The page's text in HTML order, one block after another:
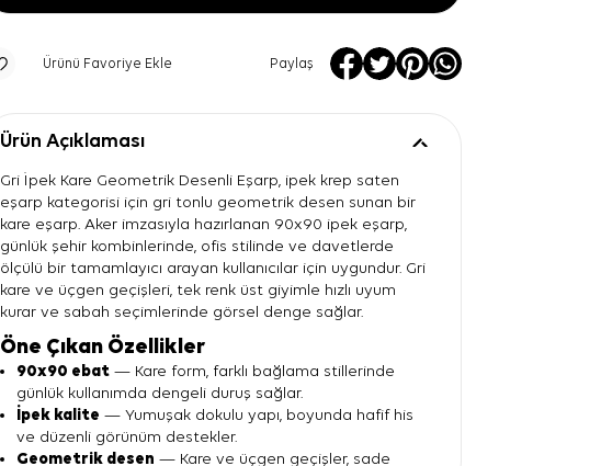
Ürünü Favoriye Ekle Paylaş
Ürün Açıklaması
Gri İpek Kare Geometrik Desenli Eşarp, ipek krep saten
eşarp kategorisi için gri tonlu geometrik desen sunan bir
kare eşarp. Aker imzasıyla hazırlanan 90x90 ipek eşarp,
günlük şehir kombinlerinde, ofis stilinde ve davetlerde
ölçülü bir tamamlayıcı arayan kullanıcılar için uygundur. Gri
kare ve üçgen geçişleri, tek renk üst giyimle hızlı uyum
kurar ve sabah seçimlerinde görsel denge sağlar.
Öne Çıkan Özellikler
90x90 ebat — Kare form, farklı bağlama stillerinde
günlük kullanımda dengeli duruş sağlar.
İpek kalite — Yumuşak dokulu yapı, boyunda hafif his
ve düzenli görünüm destekler.
Geometrik desen — Kare ve üçgen geçişler, sade